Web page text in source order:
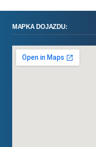
MAPKA DOJAZDU: